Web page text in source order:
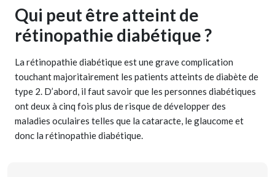
Qui peut être atteint de
rétinopathie diabétique ?
La rétinopathie diabétique est une grave complication
touchant majoritairement les patients atteints de diabète de
type 2. D’abord, il faut savoir que les personnes diabétiques
ont deux à cinq fois plus de risque de développer des
maladies oculaires telles que la cataracte, le glaucome et
donc la rétinopathie diabétique.